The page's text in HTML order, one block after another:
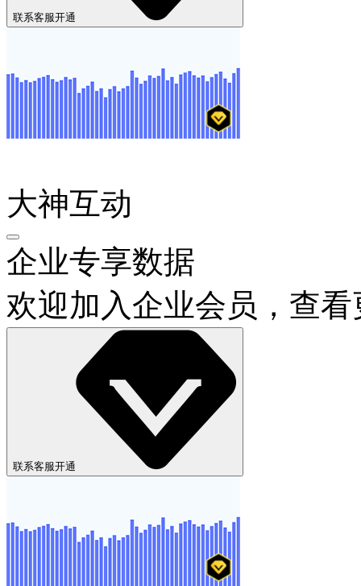
大神互动
企业专享数据
欢迎加入企业会员，查